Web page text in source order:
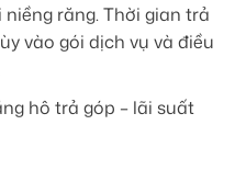
răng. Thời gian trả
vào gói dịch vụ và điều
hô trả góp – lãi suất